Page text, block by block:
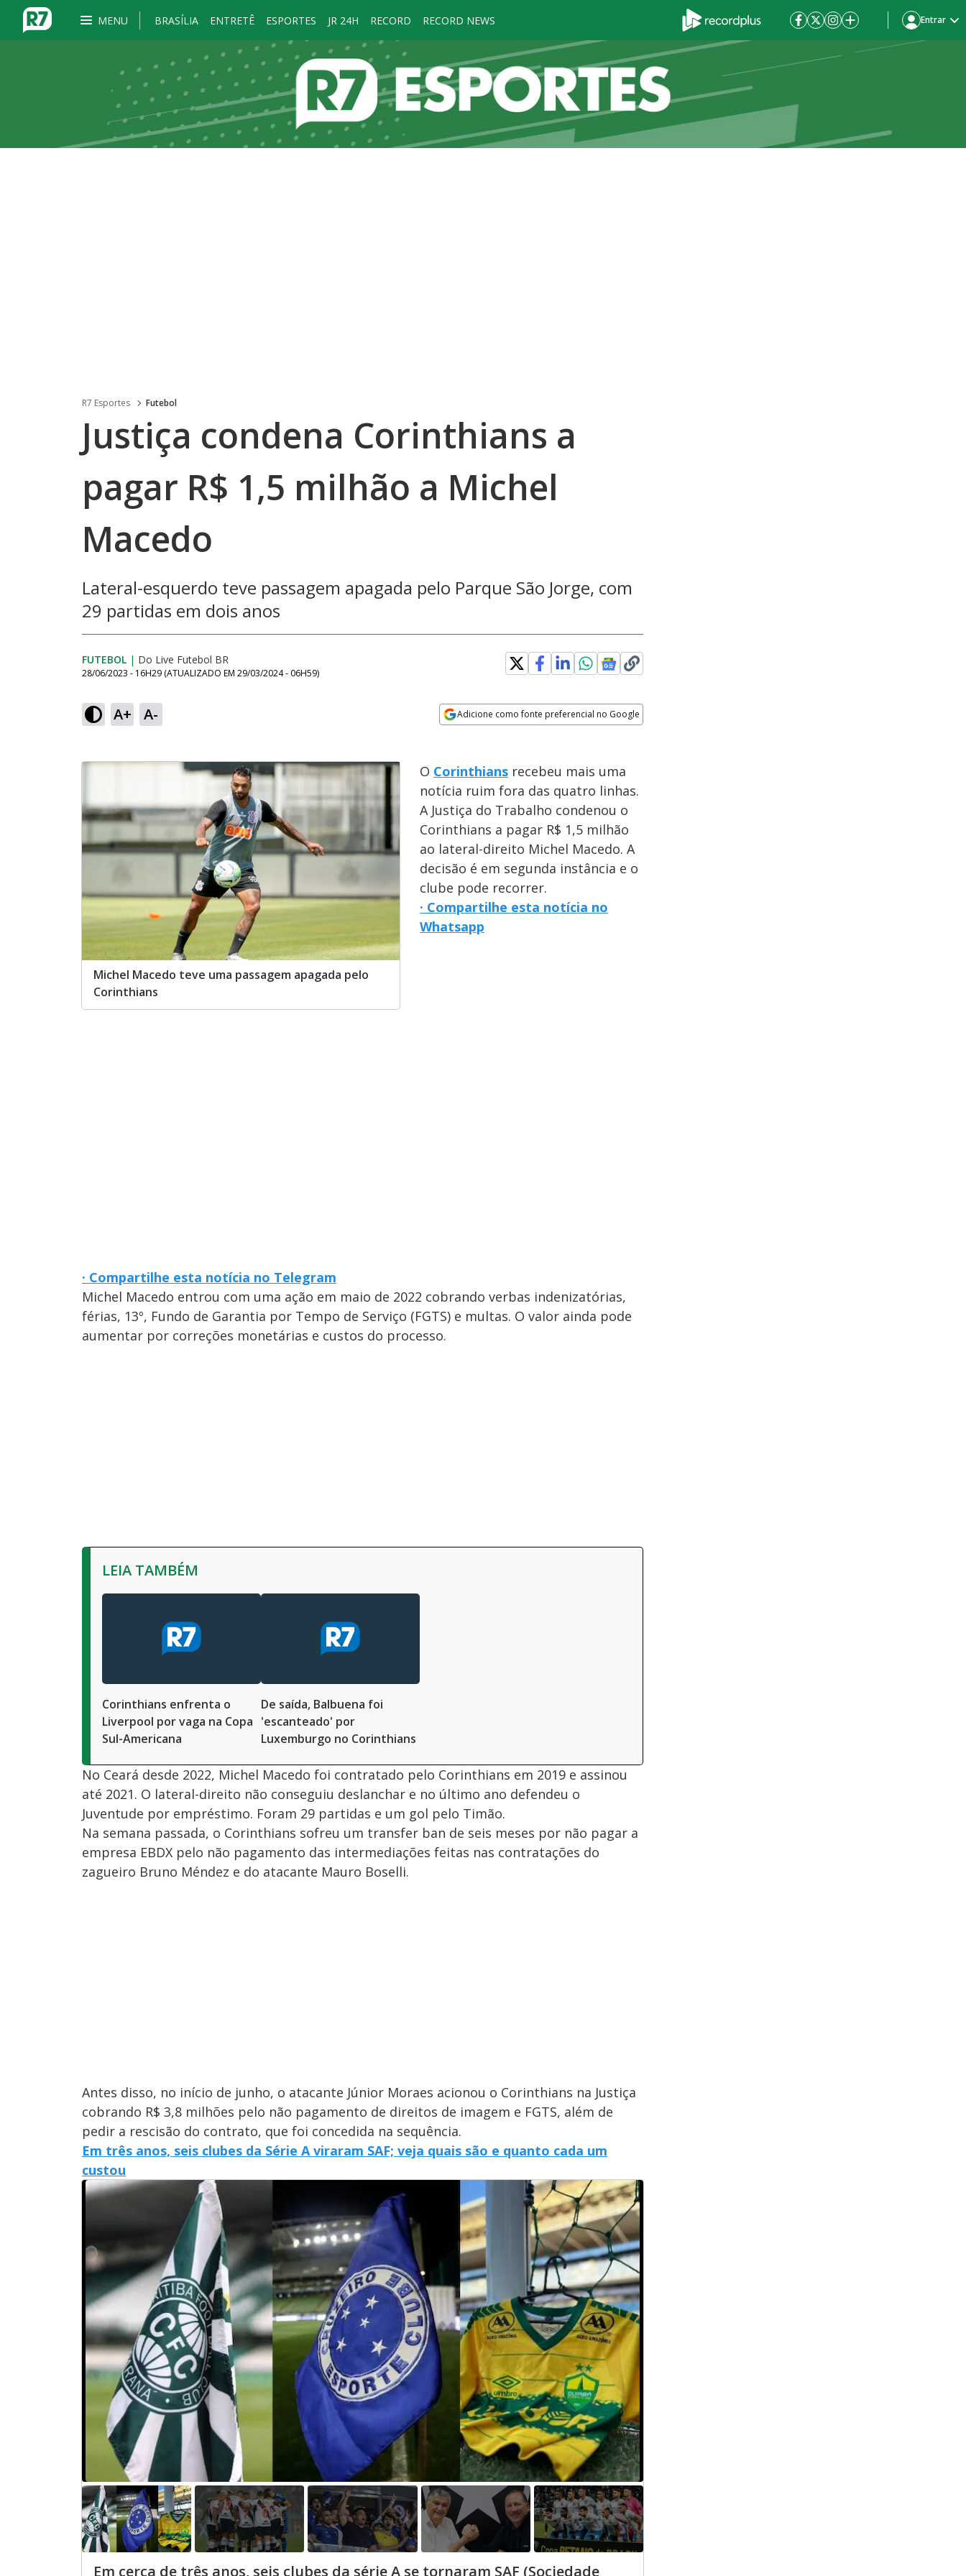
MENU BRASÍLIA ENTRETÊ ESPORTES JR 24H RECORD RECORD NEWS Entrar
R7 Esportes Futebol
Justiça condena Corinthians a
pagar R$ 1,5 milhão a Michel
Macedo
Lateral-esquerdo teve passagem apagada pelo Parque São Jorge, com
29 partidas em dois anos
FUTEBOL | Do Live Futebol BR
28/06/2023 - 16H29 (ATUALIZADO EM 29/03/2024 - 06H59)
A+ A- Adicione como fonte preferencial no Google
Michel Macedo teve uma passagem apagada pelo
Corinthians
O Corinthians recebeu mais uma
notícia ruim fora das quatro linhas.
A Justiça do Trabalho condenou o
Corinthians a pagar R$ 1,5 milhão
ao lateral-direito Michel Macedo. A
decisão é em segunda instância e o
clube pode recorrer.
· Compartilhe esta notícia no
Whatsapp
· Compartilhe esta notícia no Telegram
Michel Macedo entrou com uma ação em maio de 2022 cobrando verbas indenizatórias,
férias, 13º, Fundo de Garantia por Tempo de Serviço (FGTS) e multas. O valor ainda pode
aumentar por correções monetárias e custos do processo.
LEIA TAMBÉM
Corinthians enfrenta o
Liverpool por vaga na Copa
Sul-Americana
De saída, Balbuena foi
'escanteado' por
Luxemburgo no Corinthians
No Ceará desde 2022, Michel Macedo foi contratado pelo Corinthians em 2019 e assinou
até 2021. O lateral-direito não conseguiu deslanchar e no último ano defendeu o
Juventude por empréstimo. Foram 29 partidas e um gol pelo Timão.
Na semana passada, o Corinthians sofreu um transfer ban de seis meses por não pagar a
empresa EBDX pelo não pagamento das intermediações feitas nas contratações do
zagueiro Bruno Méndez e do atacante Mauro Boselli.
Antes disso, no início de junho, o atacante Júnior Moraes acionou o Corinthians na Justiça
cobrando R$ 3,8 milhões pelo não pagamento de direitos de imagem e FGTS, além de
pedir a rescisão do contrato, que foi concedida na sequência.
Em três anos, seis clubes da Série A viraram SAF; veja quais são e quanto cada um
custou
Em cerca de três anos, seis clubes da série A se tornaram SAF (Sociedade